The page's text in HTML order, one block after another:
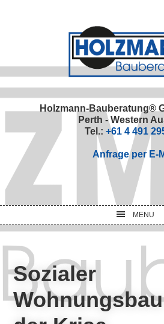
Holzmann-Bauberatung®
Perth - Western
Tel.: +61 4 491
Anfrage per E-
MENU
Sozialer